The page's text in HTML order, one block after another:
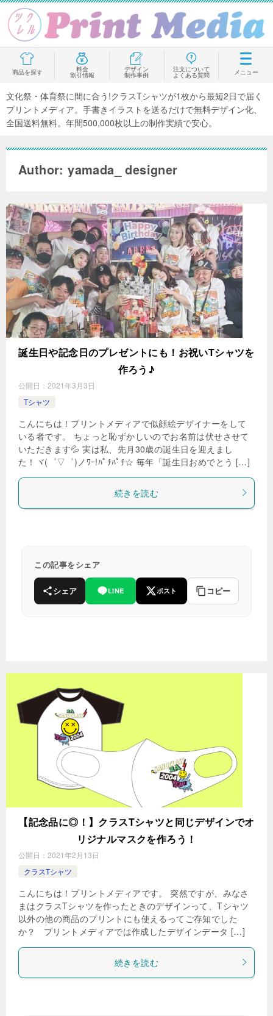
商品を探す 料金
割引情報
デザイン
制作事例
注文について
よくある質問 メニュー
文化祭・体育祭に間に合う!クラスTシャツが1枚から最短2日で届く
プリントメディア。手書きイラストを送るだけで無料デザイン化、
全国送料無料。年間500,000枚以上の制作実績で安心。
Author: yamada_ designer
誕生日や記念日のプレゼントにも！お祝いTシャツを
作ろう♪
公開日： 2021年3月3日
Tシャツ
こんにちは！プリントメディアで似顔絵デザイナーをして
いる者です。 ちょっと恥ずかしいのでお名前は伏せさせて
いただきます💦 実は私、先月30歳の誕生日を迎えまし
た！ヾ(゜▽゜)ノﾜｰ!ﾊﾟﾁﾊﾟﾁ☆ 毎年「誕生日おめでとう […]
続きを読む
この記事をシェア
シェア LINE ポスト コピー
【記念品に◎！】クラスTシャツと同じデザインでオ
リジナルマスクを作ろう！
公開日： 2021年2月13日
クラスTシャツ
こんにちは！プリントメディアです。 突然ですが、みなさ
まはクラスTシャツを作ったときのデザインって、Tシャツ
以外の他の商品のプリントにも使えるってご存知でした
か？ プリントメディアでは作成したデザインデータ […]
続きを読む